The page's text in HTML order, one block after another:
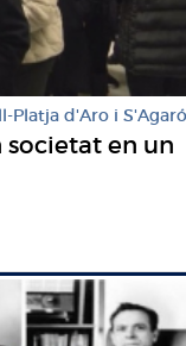
Platja d'Aro i S'Agaró
societat en un